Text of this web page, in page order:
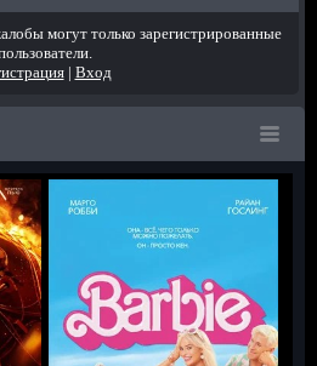
могут только зарегистрированные
| Вход